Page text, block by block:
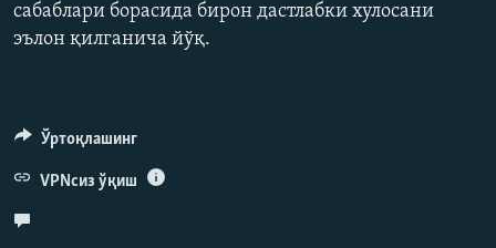
сабаблари борасида бирон дастлабки хулосани
эълон қилганича йўқ.
Ўртоқлашинг
VPNсиз ўқиш